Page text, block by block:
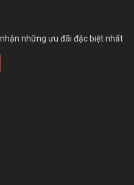
những ưu đãi đặc biệt nhất